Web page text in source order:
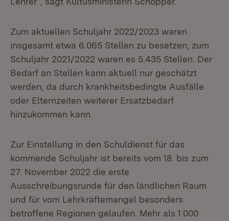
Zum aktuellen Schuljahr 2022/2023 waren
insgesamt etwa 6.065 Stellen zu besetzen, zum
Schuljahr 2021/2022 waren es 5.435 Stellen. Der
Bedarf an Stellen kann aktuell nur geschätzt
werden, da durch krankheitsbedingte Ausfälle
oder Elternzeiten weiterer Ersatzbedarf
hinzukommen kann.
Zur Einstellung in den Schuldienst für das
kommende Schuljahr ist bereits vom 18. bis zum
27. November 2022 die erste
Ausschreibungsrunde für den ländlichen Raum
und für vom Lehrkräftemangel besonders
betroffene Regionen gelaufen. Mehr als 1.000